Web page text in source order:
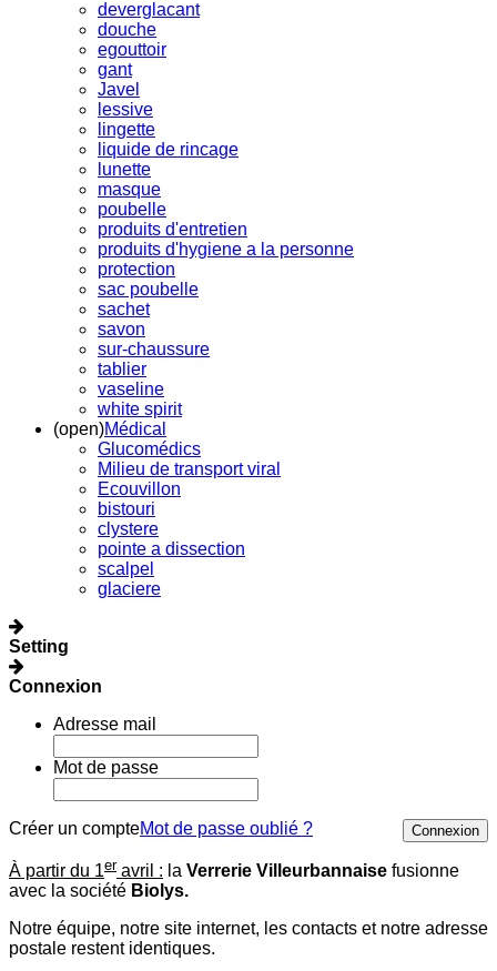
deverglacant
douche
egouttoir
gant
Javel
lessive
lingette
liquide de rincage
lunette
masque
poubelle
produits d'entretien
produits d'hygiene a la personne
protection
sac poubelle
sachet
savon
sur-chaussure
tablier
vaseline
white spirit
(open)Médical
Glucomédics
Milieu de transport viral
Ecouvillon
bistouri
clystere
pointe a dissection
scalpel
glaciere
Setting
Connexion
Adresse mail
Mot de passe
Créer un compte Connexion
Mot de passe oublié ?
À partir du 1er avril : la Verrerie Villeurbannaise fusionne
avec la société Biolys.
Notre équipe, notre site internet, les contacts et notre adresse
postale restent identiques.